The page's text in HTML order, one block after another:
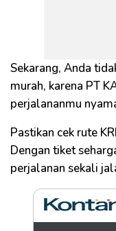
Sekarang, Anda
murah, karena PT
perjalananmu
Pastikan cek rute
Dengan tiket
perjalanan sekali